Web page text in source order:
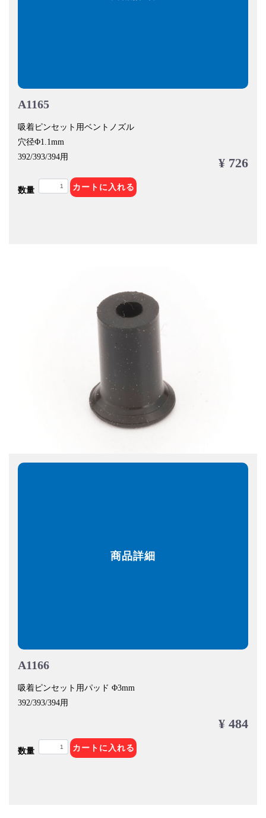
A1165
吸着ピンセット用ベントノズル
穴径Φ1.1mm
392/393/394用
¥ 726
数量 カートに入れる
商品詳細
A1166
吸着ピンセット用パッド Φ3mm
392/393/394用
¥ 484
数量 カートに入れる